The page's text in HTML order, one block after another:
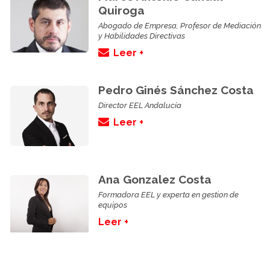
Quiroga
Abogado de Empresa, Profesor de Mediación
y Habilidades Directivas
Leer +
Pedro Ginés Sánchez Costa
Director EEL Andalucía
Leer +
Ana Gonzalez Costa
Formadora EEL y experta en gestion de
equipos
Leer +